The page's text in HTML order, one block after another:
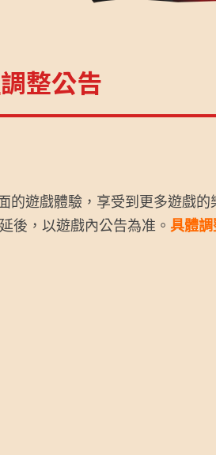
整公告
遊戲體驗，享受到更多遊戲的
後，以遊戲內公告為准。 具體調